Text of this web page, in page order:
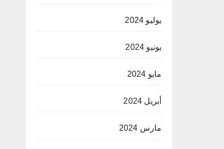
يوليو 2024
يونيو 2024
مايو 2024
أبريل 2024
مارس 2024